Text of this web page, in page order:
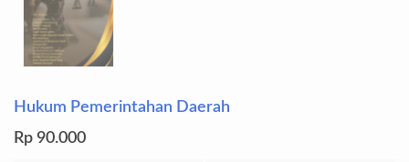
Hukum Pemerintahan Daerah
Rp 90.000